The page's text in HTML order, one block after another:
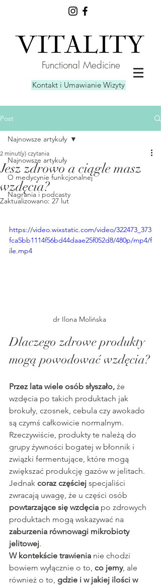
Functional Medicine
Kontakt i Umawianie Wizyty
Post
Najnowsze artykuły
O medycynie funkcjonalnej
Nagrania i podcasty
Najnowsze artykuły
Jesz zdrowo a ciągle masz
wzdęcia?
2 minut(y) czytania
Zaktualizowano: 27 lut
https://video.wixstatic.com/video/322473_373
fca5bb1114f56bd44daae25f052d8/480p/mp4/f
ile.mp4
dr Ilona Molińska
Dlaczego zdrowe produkty
mogą powodować wzdęcia?
Przez lata wiele osób słyszało, że
wzdęcia po takich produktach jak
brokuły, czosnek, cebula czy awokado
są czymś całkowicie normalnym.
Rzeczywiście, produkty te należą do
grupy żywności bogatej w błonnik i
związki fermentujące, które mogą
zwiększać produkcję gazów w jelitach.
Jednak coraz częściej specjaliści
zwracają uwagę, że u części osób
powtarzające się wzdęcia po zdrowych
produktach mogą wskazywać na
zaburzenia równowagi mikrobioty
jelitowej.
W kontekście trawienia nie chodzi
bowiem wyłącznie o to, co jemy, ale
również o to, gdzie i w jakiej ilości w